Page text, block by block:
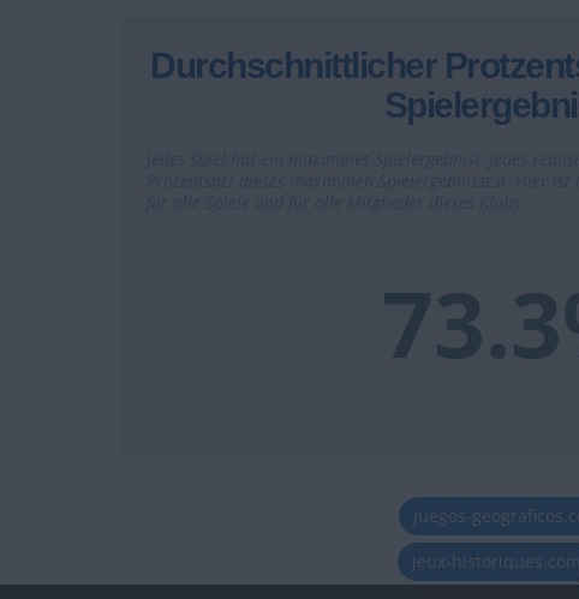
Durchschnittlicher
juegos-
jeux-historiques.com